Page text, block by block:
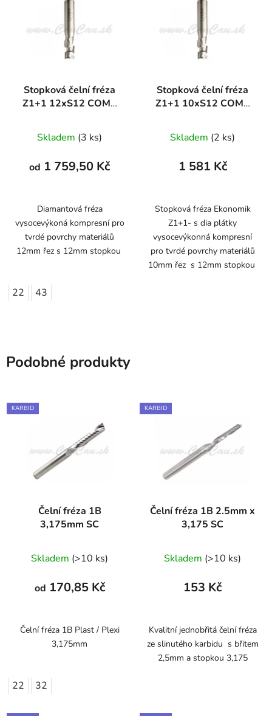
Stopková čelní fréza
Z1+1 12xS12 COMP
Skladem (3 ks)
od 1 759,50 Kč
Diamantová fréza
vysocevýkoná kompresní pro
tvrdé povrchy materiálů
12mm řez s 12mm stopkou
22 43
Stopková čelní fréza
Z1+1 10xS12 COMP
Skladem (2 ks)
1 581 Kč
Stopková fréza Ekonomik
Z1+1- s dia plátky
vysocevýkonná kompresní
pro tvrdé povrchy materiálů
10mm řez s 12mm stopkou
Podobné produkty
KARBID
Čelní fréza 1B
3,175mm SC
Skladem (>10 ks)
od 170,85 Kč
Čelní fréza 1B Plast / Plexi
3,175mm
22 32
KARBID
Čelní fréza 1B 2.5mm x
3,175 SC
Skladem (>10 ks)
153 Kč
Kvalitní jednobřitá čelní fréza
ze slinutého karbidu s břitem
2,5mm a stopkou 3,175